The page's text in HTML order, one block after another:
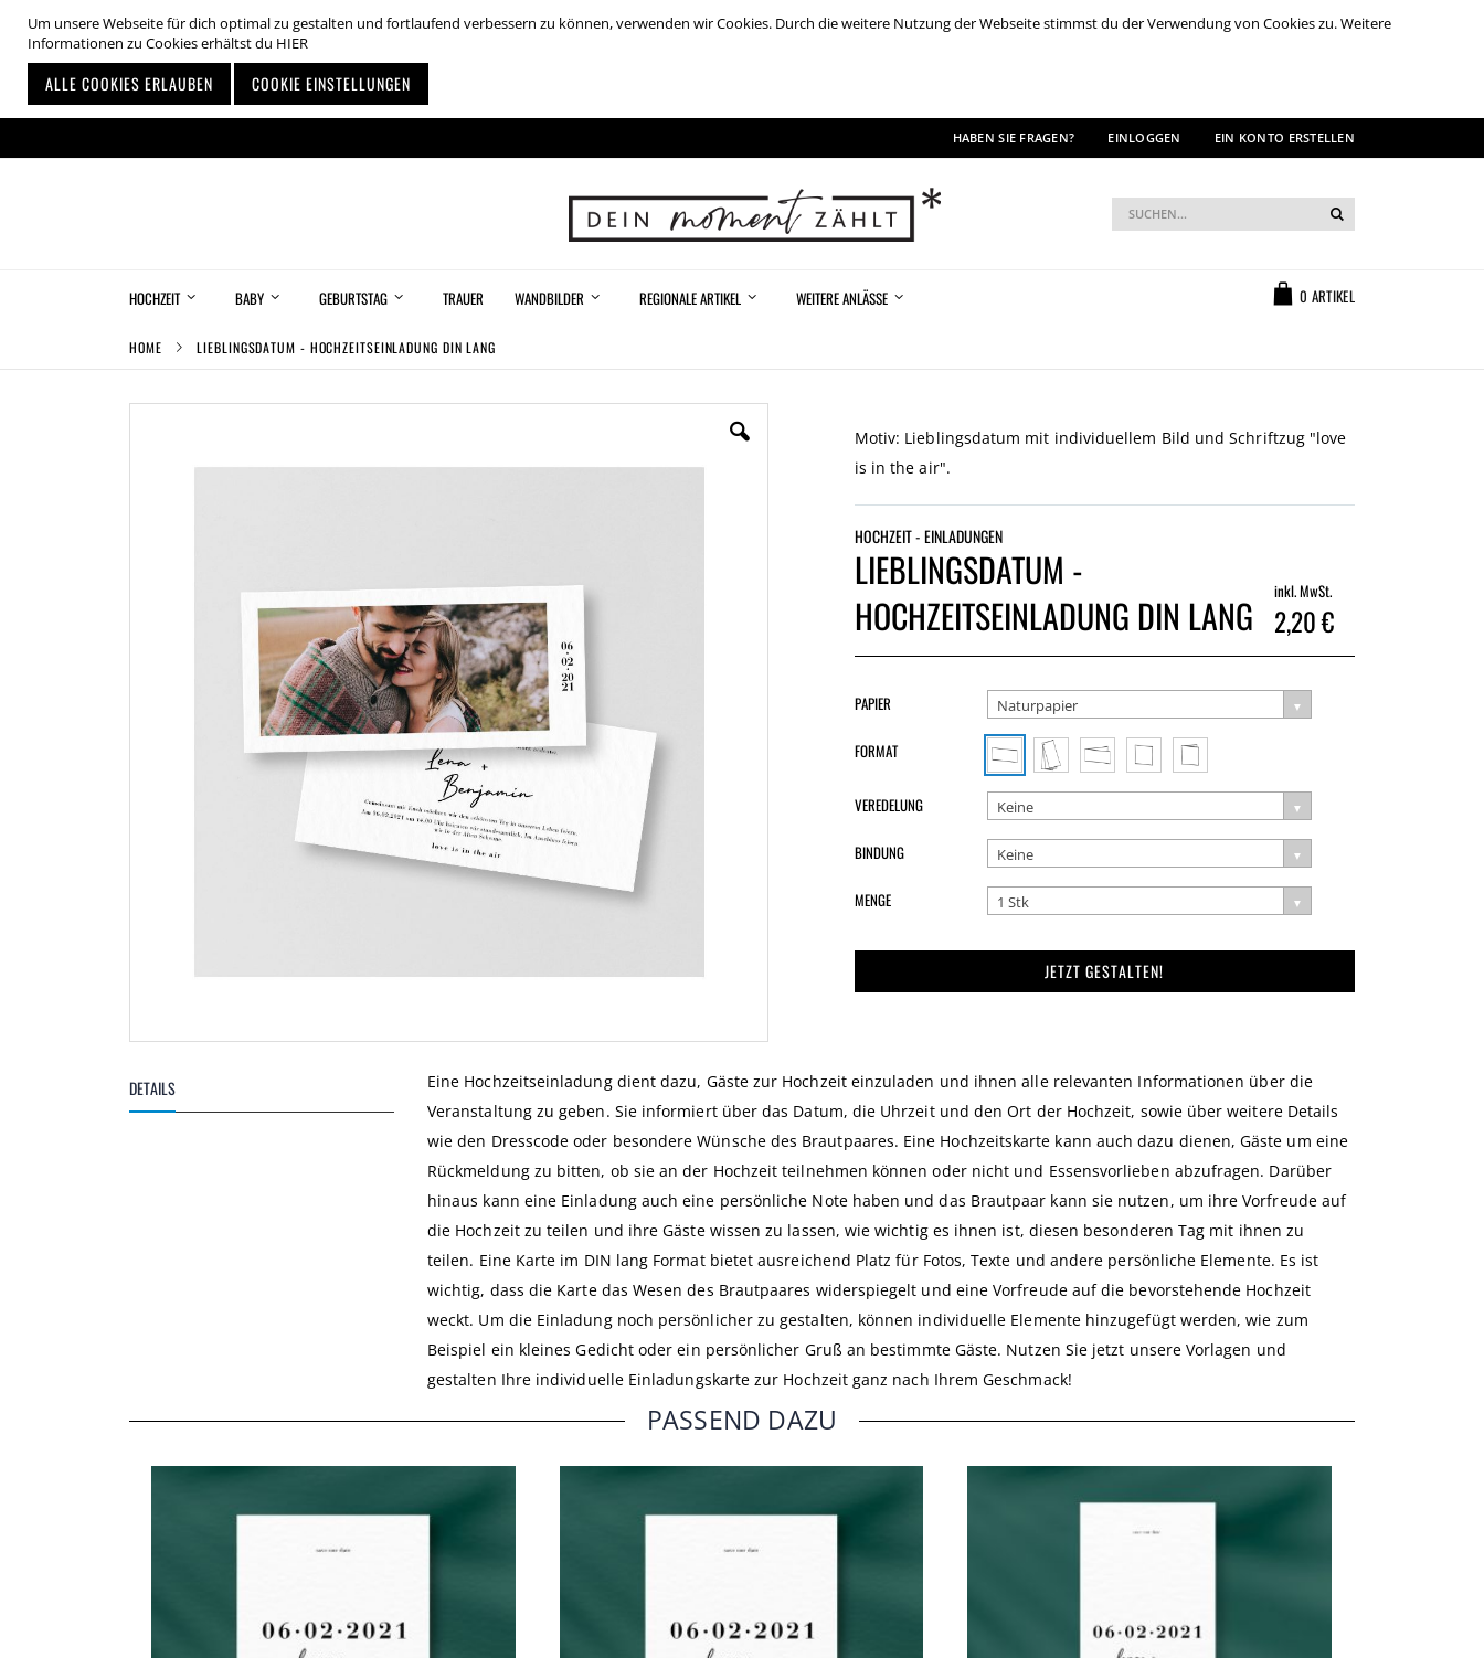
Um unsere Webseite für dich optimal zu gestalten und fortlaufend verbessern zu können, verwenden wir Cookies. Durch die weitere Nutzung der Webseite stimmst du der Verwendung von Cookies zu. Weitere
Informationen zu Cookies erhältst du HIER
ALLE COOKIES ERLAUBEN COOKIE EINSTELLUNGEN
Inhalt
HABEN SIE FRAGEN? EINLOGGEN EIN KONTO ERSTELLEN
0 ARTIKEL
Suche
HOCHZEIT BABY GEBURTSTAG TRAUER WANDBILDER REGIONALE ARTIKEL WEITERE ANLÄSSE
HOME LIEBLINGSDATUM - HOCHZEITSEINLADUNG DIN LANG
Bildgalerie
der
Bildgalerie
Motiv: Lieblingsdatum mit individuellem Bild und Schriftzug "love
is in the air".
HOCHZEIT - EINLADUNGEN
LIEBLINGSDATUM -
HOCHZEITSEINLADUNG DIN LANG
inkl. MwSt.
2,20 €
MENGE 1 Stk
PAPIER Naturpapier
FORMAT
VEREDELUNG Keine
BINDUNG Keine
JETZT GESTALTEN!
DETAILS
Eine Hochzeitseinladung dient dazu, Gäste zur Hochzeit einzuladen und ihnen alle relevanten Informationen über die
Veranstaltung zu geben. Sie informiert über das Datum, die Uhrzeit und den Ort der Hochzeit, sowie über weitere Details
wie den Dresscode oder besondere Wünsche des Brautpaares. Eine Hochzeitskarte kann auch dazu dienen, Gäste um eine
Rückmeldung zu bitten, ob sie an der Hochzeit teilnehmen können oder nicht und Essensvorlieben abzufragen. Darüber
hinaus kann eine Einladung auch eine persönliche Note haben und das Brautpaar kann sie nutzen, um ihre Vorfreude auf
die Hochzeit zu teilen und ihre Gäste wissen zu lassen, wie wichtig es ihnen ist, diesen besonderen Tag mit ihnen zu
teilen. Eine Karte im DIN lang Format bietet ausreichend Platz für Fotos, Texte und andere persönliche Elemente. Es ist
wichtig, dass die Karte das Wesen des Brautpaares widerspiegelt und eine Vorfreude auf die bevorstehende Hochzeit
weckt. Um die Einladung noch persönlicher zu gestalten, können individuelle Elemente hinzugefügt werden, wie zum
Beispiel ein kleines Gedicht oder ein persönlicher Gruß an bestimmte Gäste. Nutzen Sie jetzt unsere Vorlagen und
gestalten Ihre individuelle Einladungskarte zur Hochzeit ganz nach Ihrem Geschmack!
PASSEND DAZU